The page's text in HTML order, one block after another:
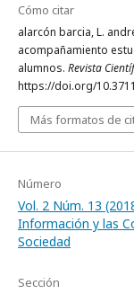
Cómo citar
alarcón barcia, L.
acompañamiento
alumnos. Revista
https://doi.org/
Más formatos de
Número
Vol. 2 Núm. 13
Información y las
Sociedad
Sección